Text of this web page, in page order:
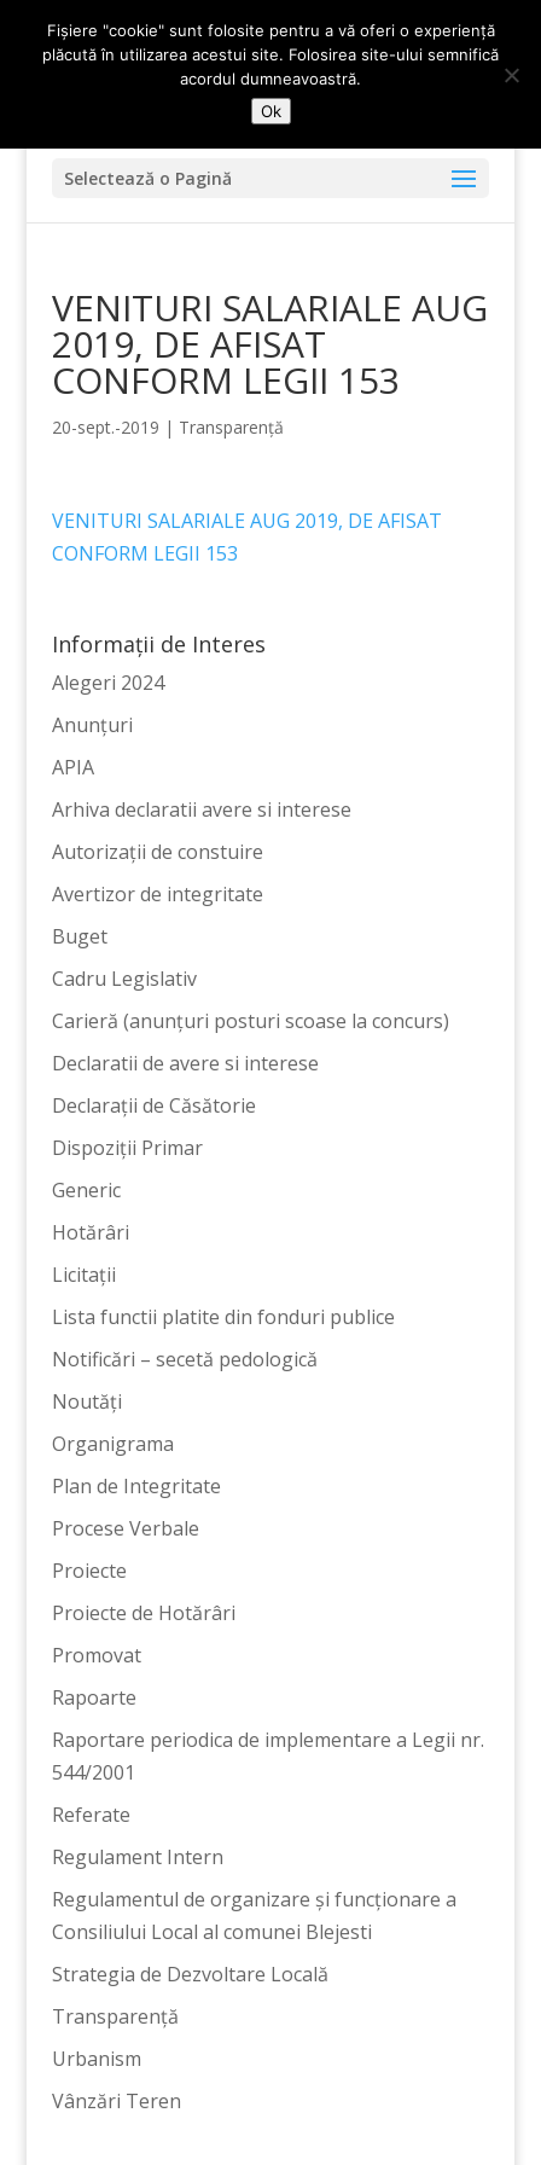
Selectează o Pagină
VENITURI SALARIALE AUG
2019, DE AFISAT
CONFORM LEGII 153
20-sept.-2019 | Transparență
VENITURI SALARIALE AUG 2019, DE AFISAT
CONFORM LEGII 153
Informații de Interes
Alegeri 2024
Anunțuri
APIA
Arhiva declaratii avere si interese
Autorizații de constuire
Avertizor de integritate
Buget
Cadru Legislativ
Carieră (anunțuri posturi scoase la concurs)
Declaratii de avere si interese
Declarații de Căsătorie
Dispoziții Primar
Generic
Hotărâri
Licitații
Lista functii platite din fonduri publice
Notificări – secetă pedologică
Noutăți
Organigrama
Plan de Integritate
Procese Verbale
Proiecte
Proiecte de Hotărâri
Promovat
Rapoarte
Raportare periodica de implementare a Legii nr.
544/2001
Referate
Regulament Intern
Regulamentul de organizare și funcționare a
Consiliului Local al comunei Blejesti
Strategia de Dezvoltare Locală
Transparență
Urbanism
Vânzări Teren
Fișiere "cookie" sunt folosite pentru a vă oferi o experiență
plăcută în utilizarea acestui site. Folosirea site-ului semnifică
acordul dumneavoastră.
Ok